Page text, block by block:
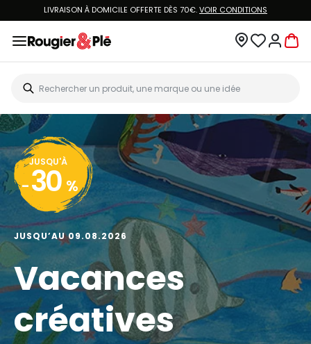
LIVRAISON À DOMICILE OFFERTE DÈS 70€.VOIR CONDITIONS
JUSQU'À
- 30 %
JUSQU’AU 09.08.2026
Vacances
créatives